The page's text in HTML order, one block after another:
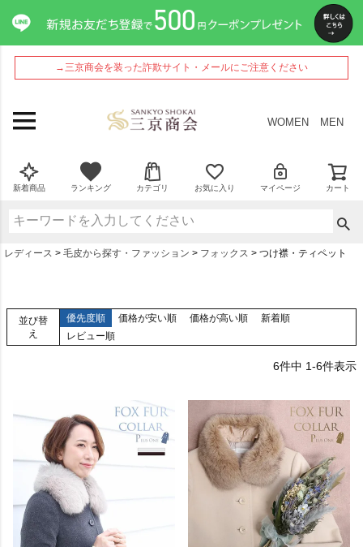
→三京商会を装った詐欺サイト・メールにご注意ください
WOMEN MEN
新着商品 ランキング カテゴリ お気に入り マイページ カート
レディース 毛皮から探す・ファッション フォックス つけ襟・ティペット
並び替
え
優先度順 価格が安い順 価格が高い順
新着順
レビュー順
6件中 1-6件表示